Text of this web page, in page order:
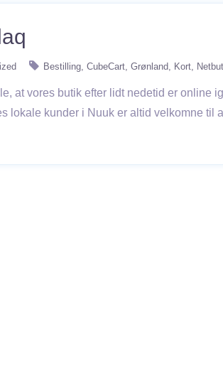
Bestilling CubeCart Grønland Kort
at vores butik efter lidt nedetid er online
lokale kunder i Nuuk er altid velkomne til